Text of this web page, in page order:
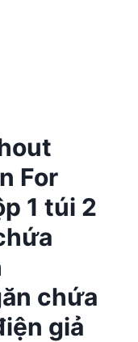
For
1 túi 2
chứa
giả